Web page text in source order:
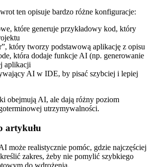
ten opisuje bardzo różne konfiguracje:
które generuje przykładowy kod, który
który tworzy podstawową aplikację z opisu
która dodaje funkcje AI (np. generowanie
aplikacji
AI w IDE, by pisać szybciej i lepiej
obejmują AI, ale dają różny poziom
utrzymywalności.
artykułu
może realistycznie pomóc, gdzie najczęściej
zakres, żeby nie pomylić szybkiego
do wdrożenia.